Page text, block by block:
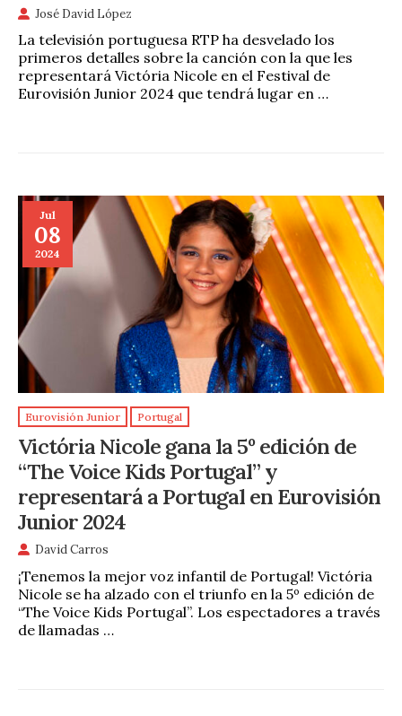
José David López
La televisión portuguesa RTP ha desvelado los
primeros detalles sobre la canción con la que les
representará Victória Nicole en el Festival de
Eurovisión Junior 2024 que tendrá lugar en …
Jul
08
2024
Eurovisión Junior Portugal
Victória Nicole gana la 5º edición de
“The Voice Kids Portugal” y
representará a Portugal en Eurovisión
Junior 2024
David Carros
¡Tenemos la mejor voz infantil de Portugal! Victória
Nicole se ha alzado con el triunfo en la 5º edición de
“The Voice Kids Portugal”. Los espectadores a través
de llamadas …